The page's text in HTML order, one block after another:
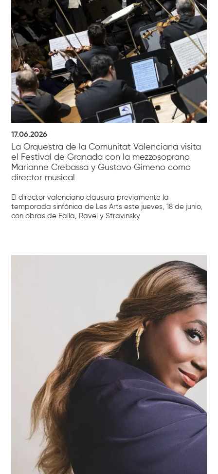
17.06.2026
La Orquestra de la Comunitat Valenciana visita
el Festival de Granada con la mezzosoprano
Marianne Crebassa y Gustavo Gimeno como
director musical
El director valenciano clausura previamente la
temporada sinfónica de Les Arts este jueves, 18 de junio,
con obras de Falla, Ravel y Stravinsky